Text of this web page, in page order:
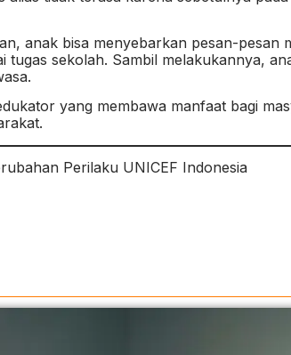
anak bisa menyebarkan pesan-
tugas sekolah. Sambil melakukannya,
yang membawa manfaat bagi
Perilaku UNICEF Indonesia